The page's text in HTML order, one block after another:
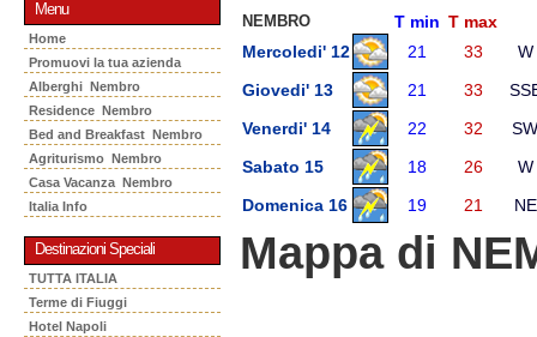
Menu
Home
Promuovi la tua azienda
Alberghi Nembro
Residence Nembro
Bed and Breakfast Nembro
Agriturismo Nembro
Casa Vacanza Nembro
Italia Info
Destinazioni Speciali
TUTTA ITALIA
Terme di Fiuggi
Hotel Napoli
NEMBRO T min T max
Mercoledi' 12
21 33
W
Giovedi' 13
21 33
Venerdi' 14
22 32
SW
Sabato 15
18 26
W
Domenica 16
19 21 NE
Mappa di